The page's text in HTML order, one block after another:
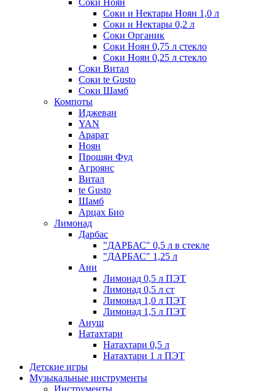
Соки Ноян
Соки и Нектары Ноян 1,0 л
Соки и Нектары 0,2 л
Соки Органик
Соки Ноян 0,75 л стекло
Соки Ноян 0,25 л стекло
Соки Витал
Соки te Gusto
Соки Шамб
Компоты
Иджеван
YAN
Арарат
Ноян
Прошян Фуд
Агроянс
Витал
te Gusto
Шамб
Арцах Био
Лимонад
Дарбас
"ДАРБАС" 0,5 л в стекле
"ДАРБАС" 1,25 л
Ани
Лимонад 0,5 л ПЭТ
Лимонад 0,5 л ст
Лимонад 1,0 л ПЭТ
Лимонад 1,5 л ПЭТ
Ануш
Натахтари
Натахтари 0,5 л
Натахтари 1 л ПЭТ
Детские игры
Музыкальные инструменты
Инструменты